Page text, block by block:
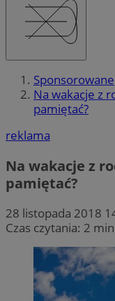
Sponsorowane
Na wakacje z
pamiętać?
reklama
Na wakacje z
pamiętać?
28 listopada 2018
Czas czytania: 2